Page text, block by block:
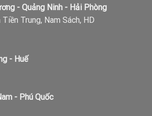
- Quảng Ninh - Hải Phòng
Trung, Nam Sách, HD
- Huế
- Phú Quốc